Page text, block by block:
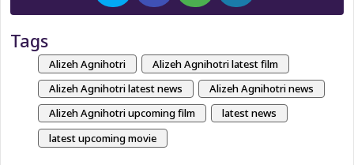
Tags
Alizeh Agnihotri
Alizeh Agnihotri latest film
Alizeh Agnihotri latest news
Alizeh Agnihotri news
Alizeh Agnihotri upcoming film
latest news
latest upcoming movie